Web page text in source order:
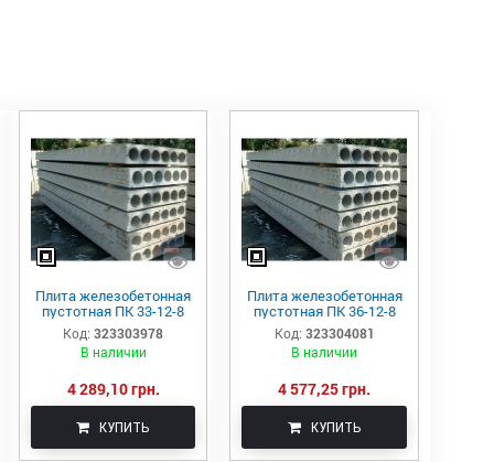
Плита железобетонная
пустотная ПК 33-12-8
Код: 323303978
В наличии
4 289,10 грн.
КУПИТЬ
Плита железобетонная
пустотная ПК 36-12-8
Код: 323304081
В наличии
4 577,25 грн.
КУПИТЬ